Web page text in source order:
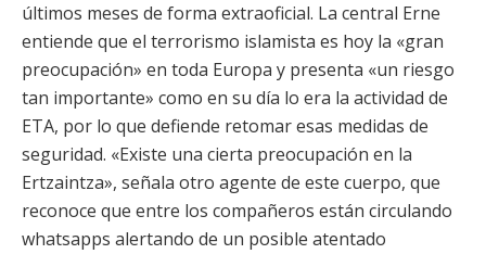
últimos meses de forma extraoficial. La central Erne
entiende que el terrorismo islamista es hoy la «gran
preocupación» en toda Europa y presenta «un riesgo
tan importante» como en su día lo era la actividad de
ETA, por lo que defiende retomar esas medidas de
seguridad. «Existe una cierta preocupación en la
Ertzaintza», señala otro agente de este cuerpo, que
reconoce que entre los compañeros están circulando
whatsapps alertando de un posible atentado